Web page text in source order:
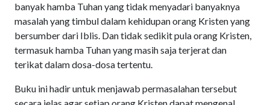
banyak hamba Tuhan yang tidak menyadari banyaknya
masalah yang timbul dalam kehidupan orang Kristen yang
bersumber dari Iblis. Dan tidak sedikit pula orang Kristen,
termasuk hamba Tuhan yang masih saja terjerat dan
terikat dalam dosa-dosa tertentu.
Buku ini hadir untuk menjawab permasalahan tersebut